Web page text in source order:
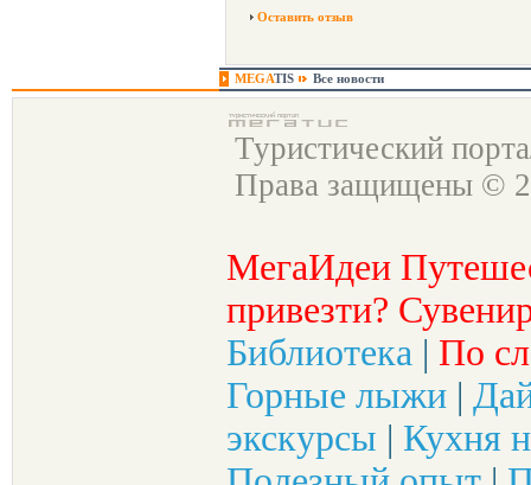
Оставить отзыв
MEGATIS Все новости
Туристический
Права защищены ©
МегаИдеи
привезти?
Библиотека | По
Горные лыжи |
экскурсы | Кухня